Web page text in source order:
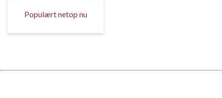
Populært netop nu